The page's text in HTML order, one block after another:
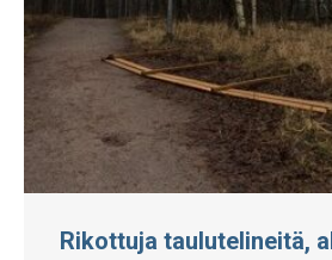
Rikottuja taulutelineitä,